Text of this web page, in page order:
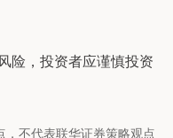
险，投资者应谨慎投资
，不代表联华证券策略观点